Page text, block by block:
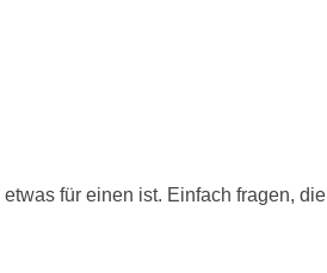
für einen ist. Einfach fragen, die